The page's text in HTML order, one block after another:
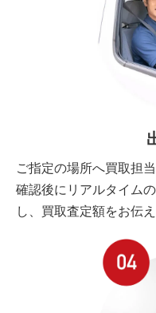
ご指定の場所へ買取担
確認後にリアルタイム
し、買取査定額をお伝え